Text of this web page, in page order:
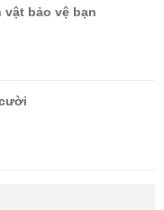
vật bảo vệ bạn